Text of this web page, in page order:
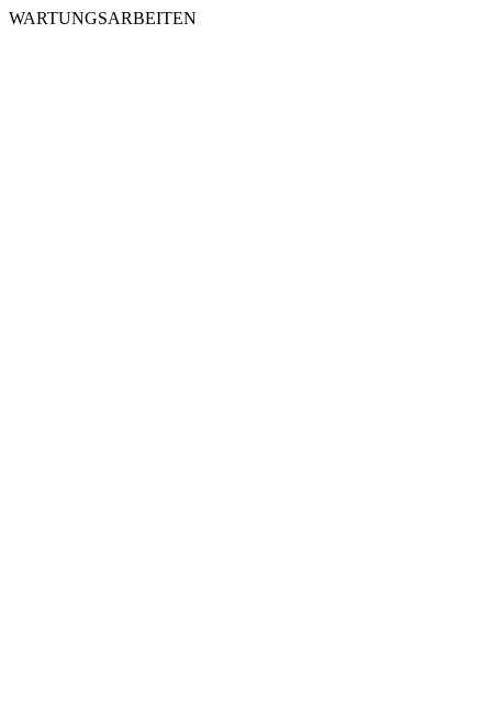
WARTUNGSARBEITEN